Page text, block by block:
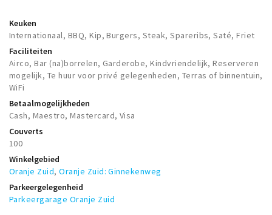
Keuken
Internationaal, BBQ, Kip, Burgers, Steak, Spareribs, Saté, Friet
Faciliteiten
Airco, Bar (na)borrelen, Garderobe, Kindvriendelijk, Reserveren
mogelijk, Te huur voor privé gelegenheden, Terras of binnentuin,
WiFi
Betaalmogelijkheden
Cash, Maestro, Mastercard, Visa
Couverts
100
Winkelgebied
Oranje Zuid,Oranje Zuid: Ginnekenweg
Parkeergelegenheid
Parkeergarage Oranje Zuid